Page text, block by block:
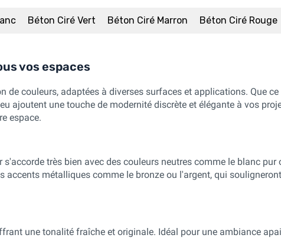
Béton Ciré Vert Béton Ciré Marron Béton Ciré Rouge
vos espaces
de couleurs, adaptées à diverses surfaces et applications. Que
ajoutent une touche de modernité discrète et élégante à vos
espace.
très bien avec des couleurs neutres comme le blanc pur
métalliques comme le bronze ou l'argent, qui
une tonalité fraîche et originale. Idéal pour une ambiance